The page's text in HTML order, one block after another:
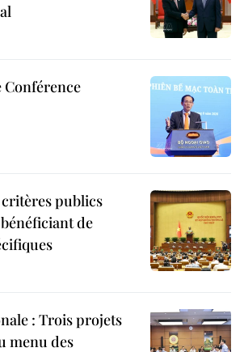
Conférence
critères publics
de
: Trois projets
menu des